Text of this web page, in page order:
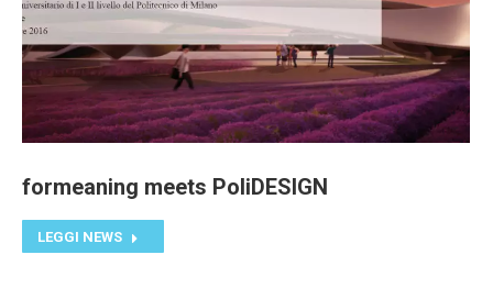
formeaning meets PoliDESIGN
LEGGI NEWS